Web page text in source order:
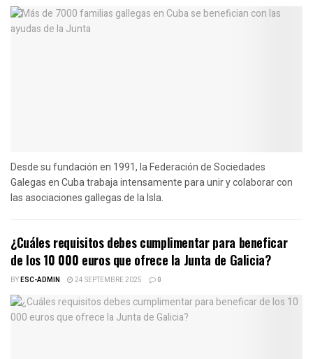
Desde su fundación en 1991, la Federación de Sociedades
Galegas en Cuba trabaja intensamente para unir y colaborar con
las asociaciones gallegas de la Isla.
¿Cuáles requisitos debes cumplimentar para beneficar
de los 10 000 euros que ofrece la Junta de Galicia?
BYESC-ADMIN 24 SEPTEMBRE 2025 0